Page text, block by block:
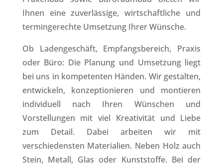
Ihnen eine zuverlässige, wirtschaftliche und
termingerechte Umsetzung Ihrer Wünsche.
Ob Ladengeschäft, Empfangsbereich, Praxis
oder Büro: Die Planung und Umsetzung liegt
bei uns in kompetenten Händen. Wir gestalten,
entwickeln, konzeptionieren und montieren
individuell nach Ihren Wünschen und
Vorstellungen mit viel Kreativität und Liebe
zum Detail. Dabei arbeiten wir mit
verschiedensten Materialien. Neben Holz auch
Stein, Metall, Glas oder Kunststoffe. Bei der